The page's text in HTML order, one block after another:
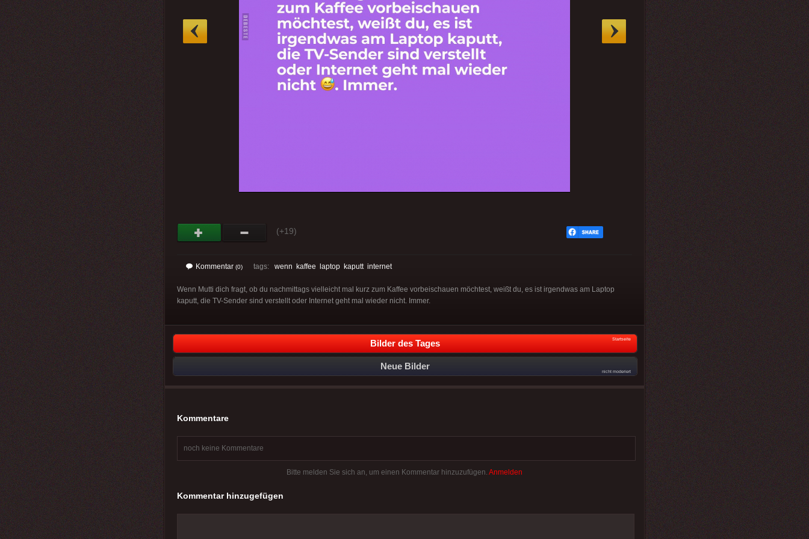
(+19)
Kommentar (0) tags: wenn kaffee laptop kaputt internet
Wenn Mutti dich fragt, ob du nachmittags vielleicht mal kurz zum Kaffee vorbeischauen möchtest, weißt du, es ist irgendwas am Laptop
kaputt, die TV-Sender sind verstellt oder Internet geht mal wieder nicht. Immer.
Bilder des Tages Startseite
Neue Bilder
nicht moderiert
Kommentare
noch keine Kommentare
Bitte melden Sie sich an, um einen Kommentar hinzuzufügen. Anmelden
Kommentar hinzugefügen